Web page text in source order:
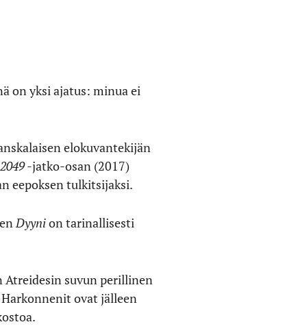
on yksi ajatus: minua ei
elokuvantekijän
2049-jatko-osan (2017)
eepoksen tulkitsijaksi.
Dyynion tarinallisesti
Atreidesin suvun perillinen
ovat jälleen